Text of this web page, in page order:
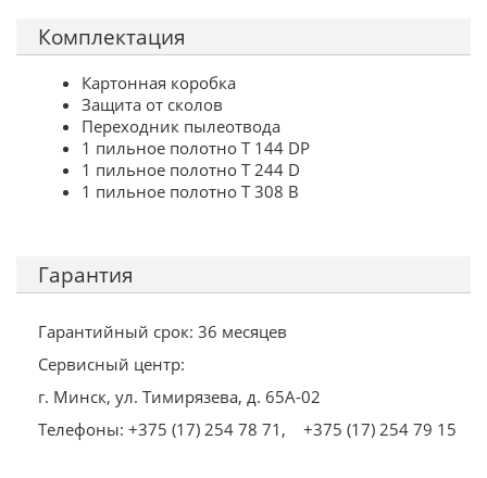
Комплектация
Картонная коробка
Защита от сколов
Переходник пылеотвода
1 пильное полотно T 144 DP
1 пильное полотно T 244 D
1 пильное полотно T 308 B
Гарантия
Гарантийный срок: 36 месяцев
Сервисный центр:
г. Минск, ул. Тимирязева, д. 65А-02
Телефоны: +375 (17) 254 78 71,
+375 (17) 254 79 15